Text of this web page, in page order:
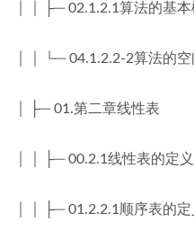
│ │ ├─ 02.1.2.1算法的基
│ │ └─ 04.1.2.2-2算法的
│ ├─ 01.第二章线性表
│ │ ├─ 00.2.1线性表的定
│ │ ├─ 01.2.2.1顺序表的定